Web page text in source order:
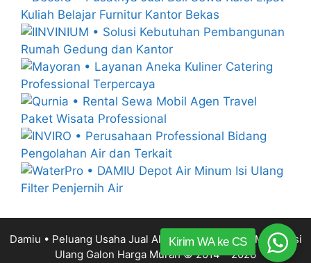
Damiu • Peluang Usaha Jual Alat Mesin Depot Air Minum Isi
Ulang Galon Harga Murah© 2014 – 2026
Kirim WA ke CS